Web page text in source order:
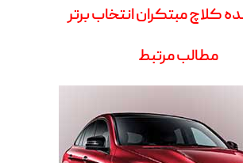
کلاچ مبتکران انتخاب برتر
مطالب مرتبط